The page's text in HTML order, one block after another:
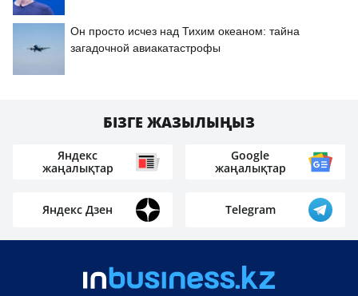
Он просто исчез над Тихим океаном: тайна
загадочной авиакатастрофы
БІЗГЕ ЖАЗЫЛЫҢЫЗ
Яндекс
жаңалықтар
Google
жаңалықтар
Яндекс Дзен Telegram